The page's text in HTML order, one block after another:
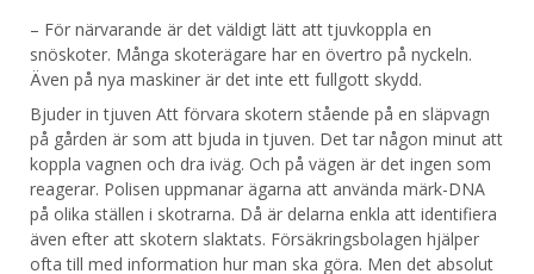
– För närvarande är det väldigt lätt att tjuvkoppla en
snöskoter. Många skoterägare har en övertro på nyckeln.
Även på nya maskiner är det inte ett fullgott skydd.
Bjuder in tjuven Att förvara skotern stående på en släpvagn
på gården är som att bjuda in tjuven. Det tar någon minut att
koppla vagnen och dra iväg. Och på vägen är det ingen som
reagerar. Polisen uppmanar ägarna att använda märk-DNA
på olika ställen i skotrarna. Då är delarna enkla att identifiera
även efter att skotern slaktats. Försäkringsbolagen hjälper
ofta till med information hur man ska göra. Men det absolut